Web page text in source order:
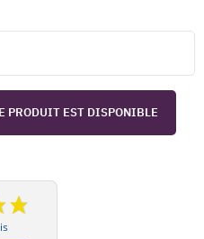
PRODUIT EST DISPONIBLE